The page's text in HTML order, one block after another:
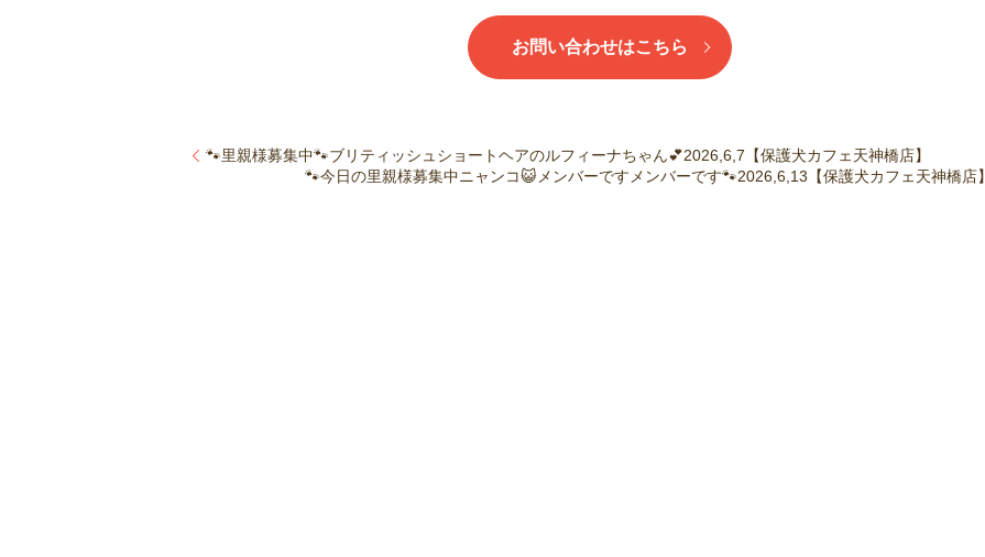
お問い合わせはこちら
🐾里親様募集中🐾ブリティッシュショートヘアのルフィーナちゃん💕2026,6,7【保護犬カフェ天神橋店】
🐾今日の里親様募集中ニャンコ😺メンバーですメンバーです🐾2026,6,13【保護犬カフェ天神橋店】